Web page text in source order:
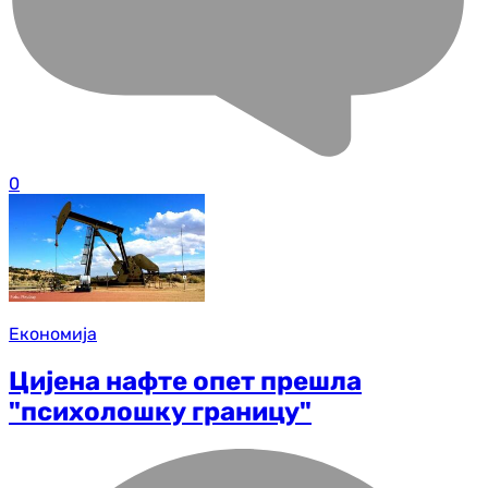
0
Економија
Цијена нафте опет прешла
"психолошку границу"